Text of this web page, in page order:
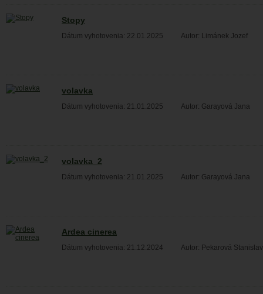
Stopy
Dátum vyhotovenia: 22.01.2025 Autor: Limánek Jozef
volavka
Dátum vyhotovenia: 21.01.2025 Autor: Garayová Jana
volavka_2
Dátum vyhotovenia: 21.01.2025 Autor: Garayová Jana
Ardea cinerea
Dátum vyhotovenia: 21.12.2024 Autor: Pekarová